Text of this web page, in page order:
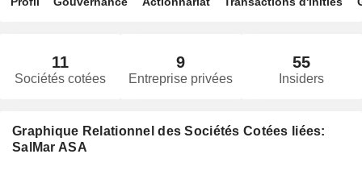
11
Sociétés cotées
9
Entreprise privées
55
Insiders
Graphique Relationnel des Sociétés Cotées liées:
SalMar ASA